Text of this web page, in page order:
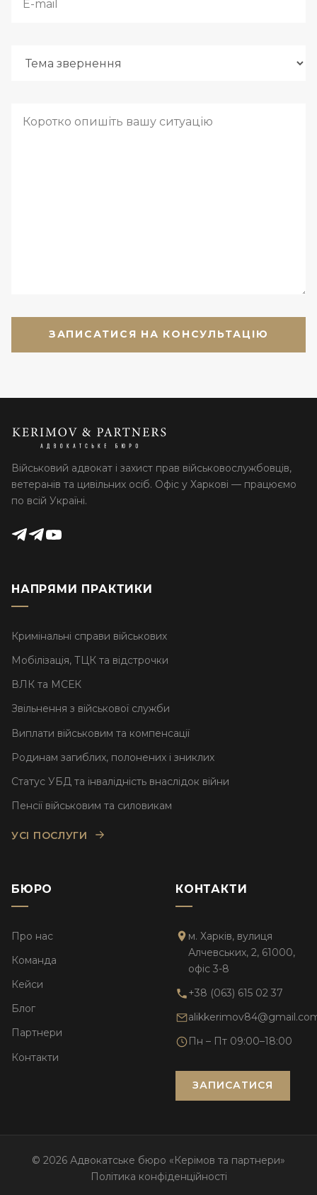
Військовий адвокат і захист прав військовослужбовців,
ветеранів та цивільних осіб. Офіс у Харкові — працюємо
по всій Україні.
НАПРЯМИ ПРАКТИКИ
Кримінальні справи військових
Мобілізація, ТЦК та відстрочки
ВЛК та МСЕК
Звільнення з військової служби
Виплати військовим та компенсації
Родинам загиблих, полонених і зниклих
Статус УБД та інвалідність внаслідок війни
Пенсії військовим та силовикам
УСІ ПОСЛУГИ
БЮРО
Про нас
Команда
Кейси
Блог
Партнери
Контакти
КОНТАКТИ
м. Харків, вулиця
Алчевських, 2, 61000,
офіс 3-8
+38 (063) 615 02 37
Пн – Пт 09:00–18:00
ЗАПИСАТИСЯ
© 2026 Адвокатське бюро «Керімов та партнери»
Політика конфіденційності